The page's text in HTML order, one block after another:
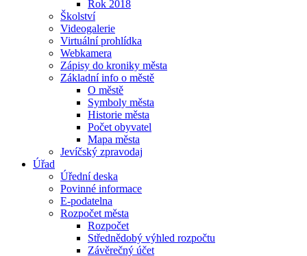
Rok 2018
Školství
Videogalerie
Virtuální prohlídka
Webkamera
Zápisy do kroniky města
Základní info o městě
O městě
Symboly města
Historie města
Počet obyvatel
Mapa města
Jevíčský zpravodaj
Úřad
Úřední deska
Povinné informace
E-podatelna
Rozpočet města
Rozpočet
Střednědobý výhled rozpočtu
Závěrečný účet